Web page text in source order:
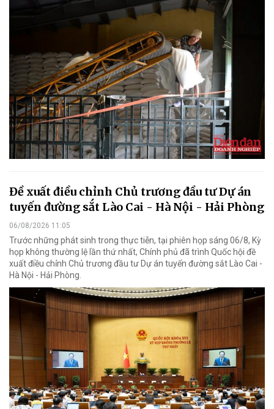
Đề xuất điều chỉnh Chủ trương đầu tư Dự án
tuyến đường sắt Lào Cai - Hà Nội - Hải Phòng
06/08/2026 11:05
Trước những phát sinh trong thực tiễn, tại phiên họp sáng 06/8, Kỳ
họp không thường lệ lần thứ nhất, Chính phủ đã trình Quốc hội đề
xuất điều chỉnh Chủ trương đầu tư Dự án tuyến đường sắt Lào Cai -
Hà Nội - Hải Phòng.